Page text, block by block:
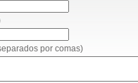
por comas)